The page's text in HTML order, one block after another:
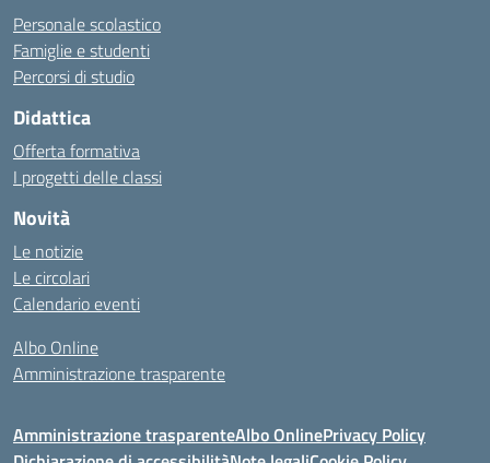
Personale scolastico
Famiglie e studenti
Percorsi di studio
Didattica
Offerta formativa
I progetti delle classi
Novità
Le notizie
Le circolari
Calendario eventi
Albo Online
Amministrazione trasparente
Amministrazione trasparenteAlbo OnlinePrivacy Policy